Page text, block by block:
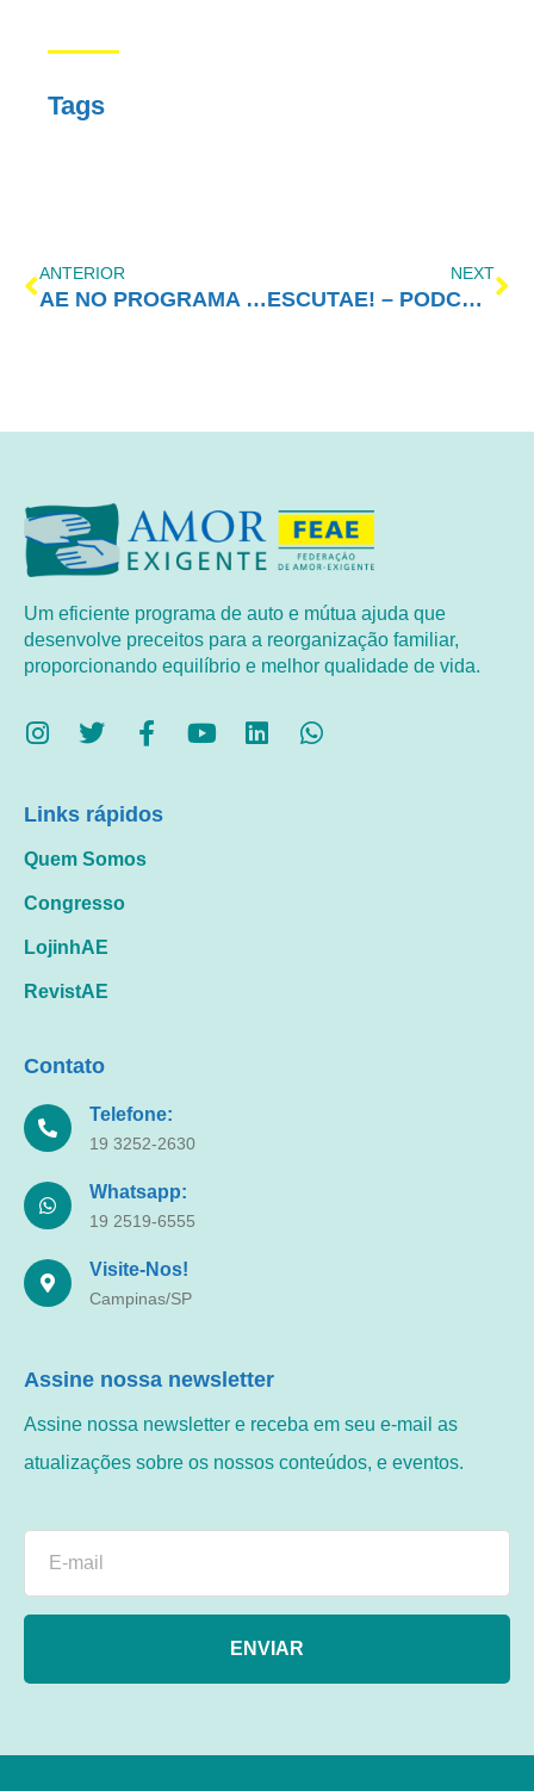
Tags
ANTERIOR
AE NO PROGRAMA VIDA MELHOR – REDEVIDA – 15/06/2020
NEXT
ESCUTAE! – PODCAST DO AMOR-EXIGENTE – EPISÓDIO 13
Um eficiente programa de auto e mútua ajuda que
desenvolve preceitos para a reorganização familiar,
proporcionando equilíbrio e melhor qualidade de vida.
Links rápidos
Quem Somos
Congresso
LojinhAE
RevistAE
Contato
Telefone:
19 3252-2630
Whatsapp:
19 2519-6555
Visite-Nos!
Campinas/SP
Assine nossa newsletter
Assine nossa newsletter e receba em seu e-mail as
atualizações sobre os nossos conteúdos, e eventos.
ENVIAR